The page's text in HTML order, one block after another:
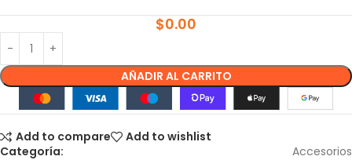
$0.00
AÑADIR AL CARRITO
Add to compare
Add to wishlist
Categoría:
Accesorios